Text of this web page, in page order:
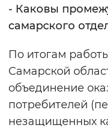
- Каковы
самарского
По итогам
Самарской
объединение
потребителей
незащищенных